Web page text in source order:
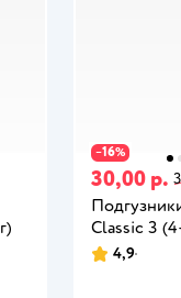
−16%
30,00 р.
Classic 3
4,9